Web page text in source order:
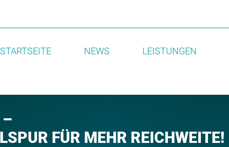
STARTSEITE NEWS LEISTUNGEN
–
FÜR MEHR REICHWEITE!